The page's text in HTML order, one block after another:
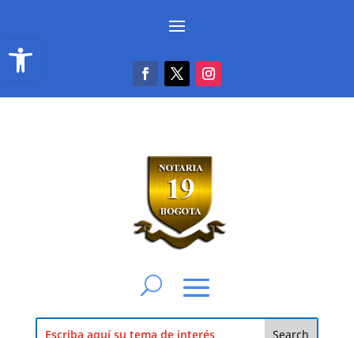
Abrir barra de herramientas